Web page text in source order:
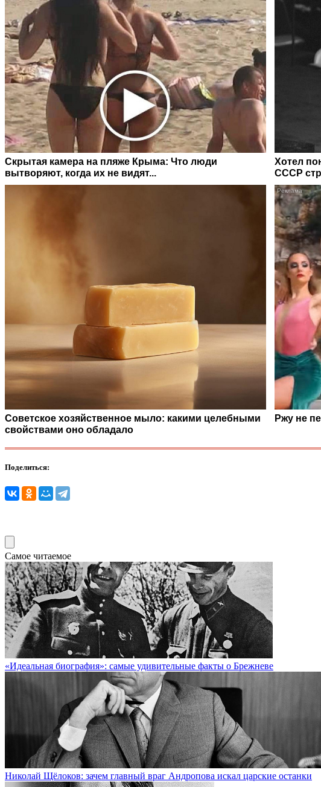
Скрытая камера на пляже Крыма: Что люди
вытворяют, когда их не видят...
Хотел
СССР
Советское хозяйственное мыло: какими целебными
свойствами оно обладало
Ржу не
Поделиться:
Самое читаемое
«Идеальная биография»: самые удивительные факты о Брежневе
Николай Щёлоков: зачем главный враг Андропова искал царские останки